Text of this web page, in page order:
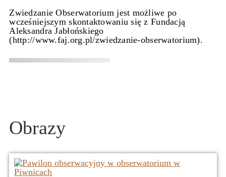
Zwiedzanie Obserwatorium jest możliwe po
wcześniejszym skontaktowaniu się z Fundacją
Aleksandra Jabłońskiego
(http://www.faj.org.pl/zwiedzanie-obserwatorium).
Obrazy